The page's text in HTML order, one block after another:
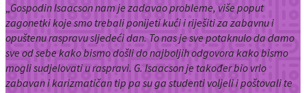
„Gospodin Isaacson nam je zadavao probleme, više poput
zagonetki koje smo trebali ponijeti kući i riješiti za zabavnu i
opuštenu raspravu sljedeći dan. To nas je sve potaknulo da damo
sve od sebe kako bismo došli do najboljih odgovora kako bismo
mogli sudjelovati u raspravi. G. Isaacson je također bio vrlo
zabavan i karizmatičan tip pa su ga studenti voljeli i poštovali te